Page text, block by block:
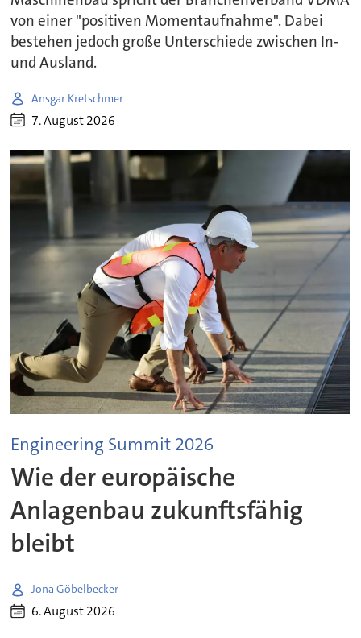
von einer "positiven Momentaufnahme". Dabei
bestehen jedoch große Unterschiede zwischen In-
und Ausland.
Ansgar Kretschmer
7. August 2026
Engineering Summit 2026
Wie der europäische
Anlagenbau zukunftsfähig
bleibt
Jona Göbelbecker
6. August 2026